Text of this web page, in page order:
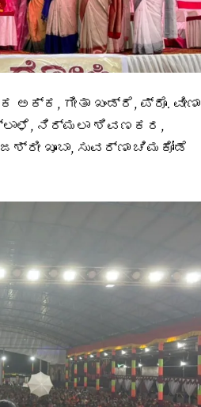
ಅಕ್ಕ, ಗೀತಾ ಖಂಡ್ರೆ, ಪ್ರೊ. ವೀಣಾ
ನಿರ್ಮಲಾ ಶಿವಣಕರ,
ಖೂಬಾ, ಸುವರ್ಣಾ ಚಿಮಕೋಡೆ